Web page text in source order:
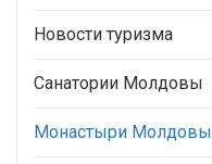
Новости туризма
Санатории Молдовы
Монастыри Молдовы